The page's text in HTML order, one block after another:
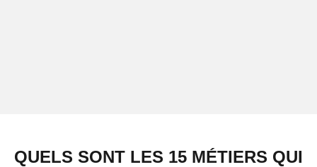
QUELS SONT LES 15 MÉTIERS QUI